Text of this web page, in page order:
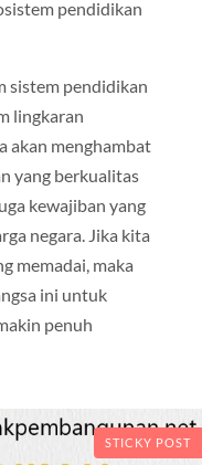
pendidikan
sistem pendidikan
lingkaran
akan menghambat
yang berkualitas
kewajiban yang
negara. Jika kita
memadai, maka
ini untuk
penuh
STICKY POST